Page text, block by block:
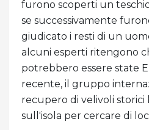
furono scoperti un
se successivamente
giudicato i resti di un
alcuni esperti ritengono
potrebbero essere state
recente, il gruppo
recupero di velivoli storici
sull'isola per cercare di